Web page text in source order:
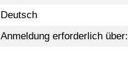
Deutsch
Anmeldung erforderlich über: